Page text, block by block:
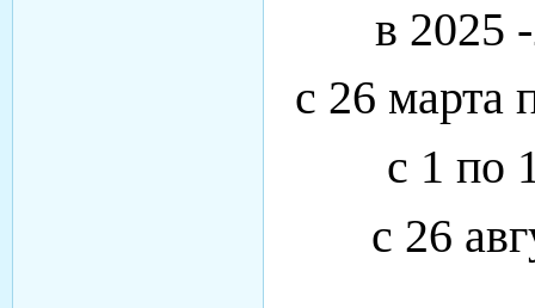
в 2025
с 26 марта
с 1 по
с 26